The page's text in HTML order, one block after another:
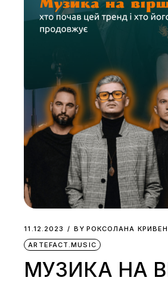
11.12.2023 BY РОКСОЛАНА
ARTEFACT.MUSIC
МУЗИКА НА